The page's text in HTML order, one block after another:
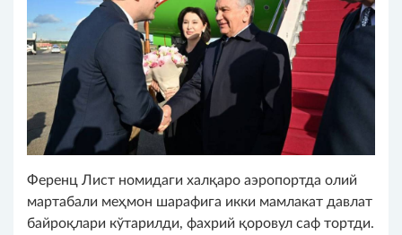
Ференц Лист номидаги халқаро аэропортда олий
мартабали меҳмон шарафига икки мамлакат давлат
байроқлари кўтарилди, фахрий қоровул саф тортди.